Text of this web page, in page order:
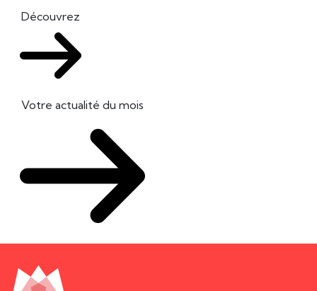
Découvrez
Votre actualité du mois